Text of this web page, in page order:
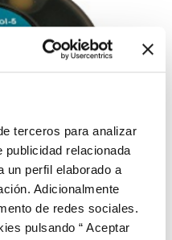
terceros para analizar
relacionada
un perfil elaborado a
Adicionalmente
de redes sociales.
pulsando “ Aceptar